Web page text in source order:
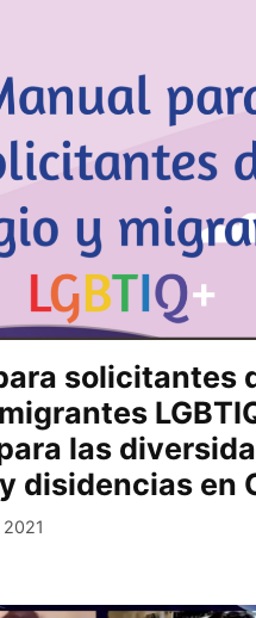
solicitantes
las
disidencias en